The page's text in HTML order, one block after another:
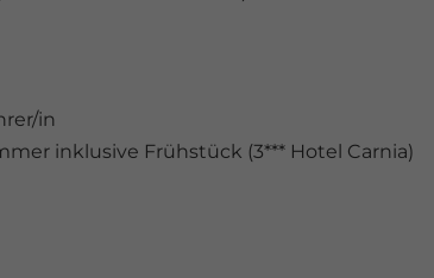
in
inklusive Frühstück (3*** Hotel Carnia)